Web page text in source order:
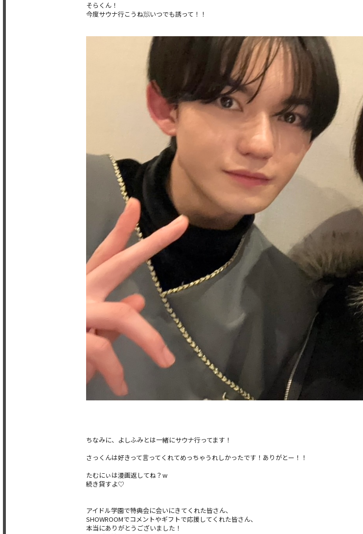
そらくん！
今度サウナ行こうね🧖いつでも誘って！！
ちなみに、よしふみとは一緒にサウナ行ってます！
さっくんは好きって言ってくれてめっちゃうれしかったです！ありがとー！！
たむにぃは漫画返してね？w
続き貸すよ♡
アイドル学園で特典会に会いにきてくれた皆さん、
SHOWROOMでコメントやギフトで応援してくれた皆さん、
本当にありがとうございました！